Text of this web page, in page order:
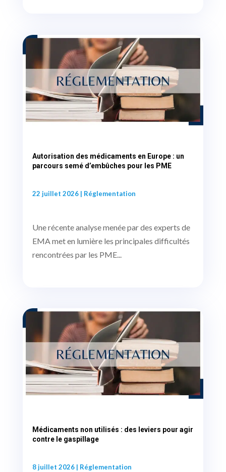
Autorisation des médicaments en Europe : un
parcours semé d’embûches pour les PME
22 juillet 2026| Réglementation
Une récente analyse menée par des experts de
EMA met en lumière les principales difficultés
rencontrées par les PME...
Médicaments non utilisés : des leviers pour agir
contre le gaspillage
8 juillet 2026| Réglementation